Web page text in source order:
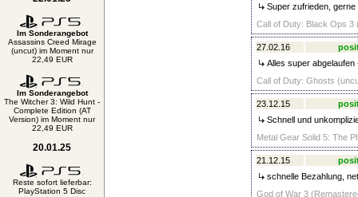
Im Sonderangebot
Assassins Creed Mirage
(uncut) im Moment nur
22,49 EUR
Im Sonderangebot
The Witcher 3: Wild Hunt -
Complete Edition (AT
Version) im Moment nur
22,49 EUR
20.01.25
Reste sofort lieferbar:
PlayStation 5 Disc
Super zufrieden, gerne
Call of Duty: Black Ops 3
27.02.16
Alles super abgelaufen
Call of Duty: Ghosts
23.12.15
Schnell und
Metal Gear Solid 5: The
21.12.15
schnelle Bezahlung,
God of War 3